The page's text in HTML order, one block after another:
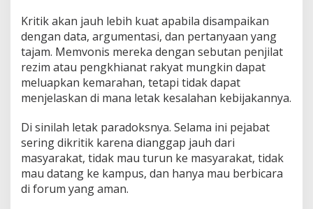
Kritik akan jauh lebih kuat apabila disampaikan
dengan data, argumentasi, dan pertanyaan yang
tajam. Memvonis mereka dengan sebutan penjilat
rezim atau pengkhianat rakyat mungkin dapat
meluapkan kemarahan, tetapi tidak dapat
menjelaskan di mana letak kesalahan kebijakannya.
Di sinilah letak paradoksnya. Selama ini pejabat
sering dikritik karena dianggap jauh dari
masyarakat, tidak mau turun ke masyarakat, tidak
mau datang ke kampus, dan hanya mau berbicara
di forum yang aman.